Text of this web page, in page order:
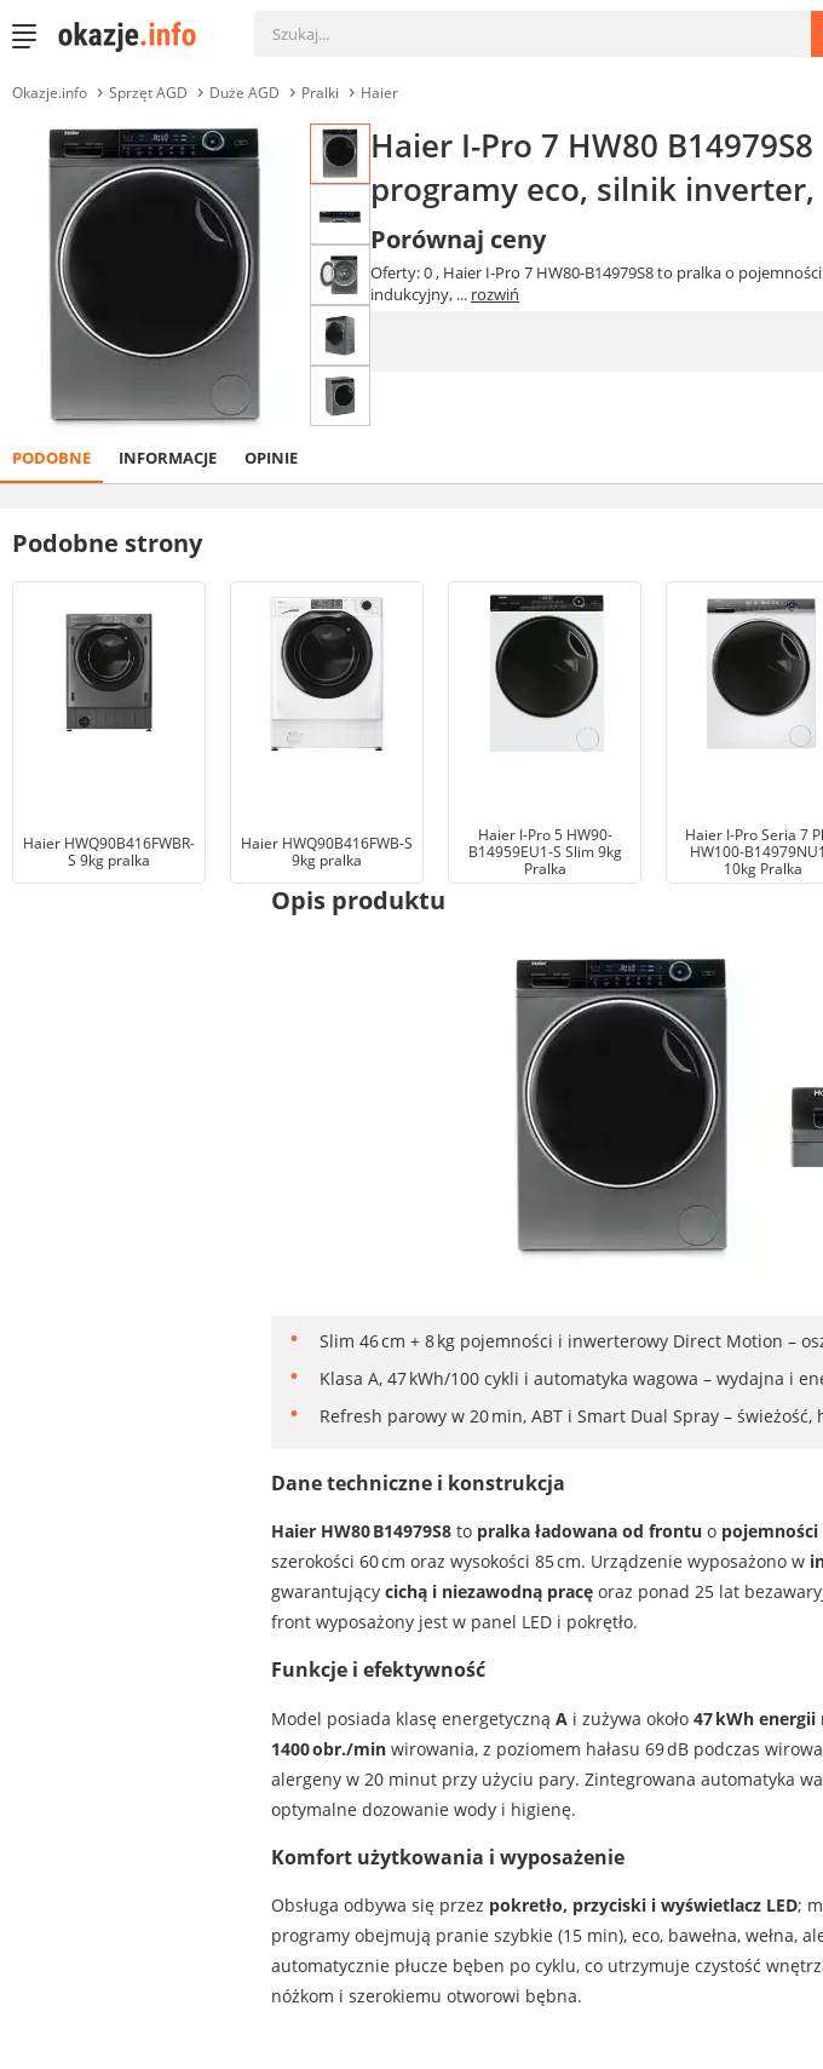
Okazje.info Sprzęt AGD Duże AGD Pralki Haier
Haier I-Pro 7 HW80
programy eco, silnik inverter,
Porównaj ceny
Oferty: 0, Haier I-Pro 7 HW80-B14979S8 to pralka o
indukcyjny, ... rozwiń
PODOBNE INFORMACJE OPINIE
Podobne strony
Haier HWQ90B416FWBR-
S 9kg pralka
Haier HWQ90B416FWB-S
9kg pralka
Haier I-Pro 5 HW90-
B14959EU1-S Slim 9kg
Pralka
Haier I-Pro Seria 7
HW100-
10kg Pralka
Opis produktu
Slim 46 cm + 8 kg pojemności i inwerterowy Direct Motion –
Klasa A, 47 kWh/100 cykli i automatyka wagowa – wydajna i
Refresh parowy w 20 min, ABT i Smart Dual Spray – świeżość,
Dane techniczne i konstrukcja
Haier HW80 B14979S8to pralka ładowana od frontu o pojemności
szerokości 60 cm oraz wysokości 85 cm. Urządzenie wyposażono w
gwarantujący cichą i niezawodną pracęoraz ponad 25 lat
front wyposażony jest w panel LED i pokrętło.
Funkcje i efektywność
Model posiada klasę energetyczną Ai zużywa około 47 kWh energii
1400 obr./minwirowania, z poziomem hałasu 69 dB podczas
alergeny w 20 minut przy użyciu pary. Zintegrowana automatyka
optymalne dozowanie wody i higienę.
Komfort użytkowania i wyposażenie
Obsługa odbywa się przez pokretło, przyciski i wyświetlacz LED;
programy obejmują pranie szybkie (15 min), eco, bawełna, wełna,
automatycznie płucze bęben po cyklu, co utrzymuje czystość
nóżkom i szerokiemu otworowi bębna.